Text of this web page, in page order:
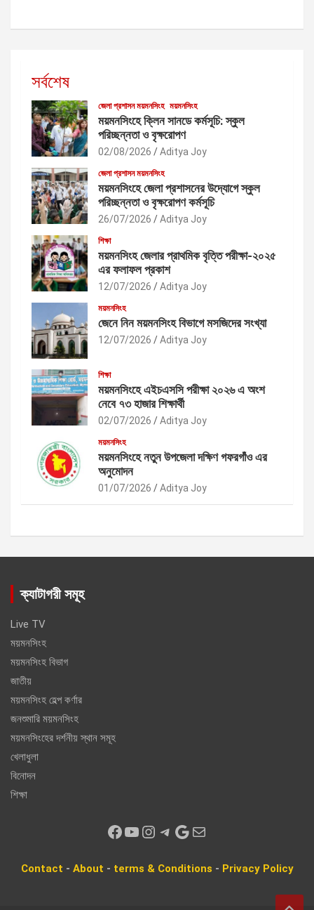
সর্বশেষ
জেলা প্রশাসন ময়মনসিংহ ময়মনসিংহ
ময়মনসিংহে ক্লিন সানডে কর্মসূচি: স্কুল
পরিচ্ছন্নতা ও বৃক্ষরোপণ
02/08/2026 Aditya Joy
জেলা প্রশাসন ময়মনসিংহ
ময়মনসিংহে জেলা প্রশাসনের উদ্যোগে স্কুল
পরিচ্ছন্নতা ও বৃক্ষরোপণ কর্মসূচি
26/07/2026 Aditya Joy
শিক্ষা
ময়মনসিংহ জেলার প্রাথমিক বৃত্তি পরীক্ষা-২০২৫
এর ফলাফল প্রকাশ
12/07/2026 Aditya Joy
ময়মনসিংহ
জেনে নিন ময়মনসিংহ বিভাগে মসজিদের সংখ্যা
12/07/2026 Aditya Joy
শিক্ষা
ময়মনসিংহে এইচএসসি পরীক্ষা ২০২৬ এ অংশ
নেবে ৭৩ হাজার শিক্ষার্থী
02/07/2026 Aditya Joy
ময়মনসিংহ
ময়মনসিংহে নতুন উপজেলা দক্ষিণ গফরগাঁও এর
অনুমোদন
01/07/2026 Aditya Joy
ক্যাটাগরী সমূহ
Live TV
ময়মনসিংহ
ময়মনসিংহ বিভাগ
জাতীয়
ময়মনসিংহ হেল্প কর্ণার
জনশুমারি ময়মনসিংহ
ময়মনসিংহের দর্শনীয় স্থান সমূহ
খেলাধুলা
বিনোদন
শিক্ষা
Facebook YouTube Instagram Telegram Google Mail
Contact - About - terms & Conditions - Privacy Policy